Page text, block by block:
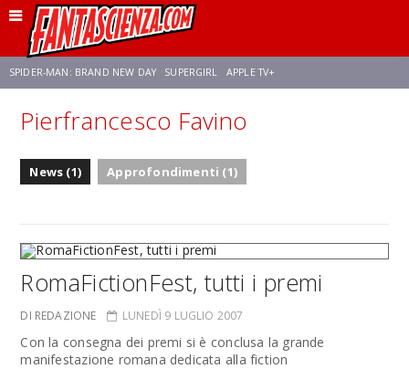
SPIDER-MAN: BRAND NEW DAY SUPERGIRL APPLE TV+
FRANCO RICCIARDIELLO ZENDAYA STAR TREK
Pierfrancesco Favino
News (1) Approfondimenti (1)
RomaFictionFest, tutti i premi
DI REDAZIONE LUNEDÌ 9 LUGLIO 2007
Con la consegna dei premi si è conclusa la grande
manifestazione romana dedicata alla fiction